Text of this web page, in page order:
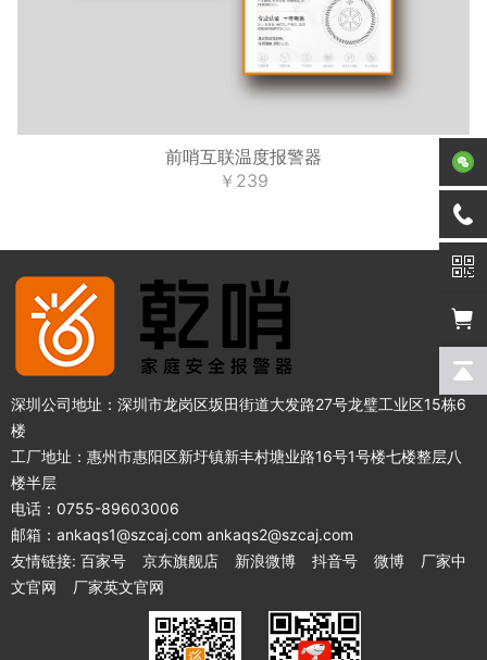
前哨互联温度报警器
￥239
深圳公司地址：深圳市龙岗区坂田街道大发路27号龙璧工业区15栋6
楼
工厂地址：惠州市惠阳区新圩镇新丰村塘业路16号1号楼七楼整层八
楼半层
电话：0755-89603006
邮箱：ankaqs1@szcaj.com ankaqs2@szcaj.com
友情链接: 百家号 京东旗舰店 新浪微博 抖音号 微博
厂家中
文官网
厂家英文官网